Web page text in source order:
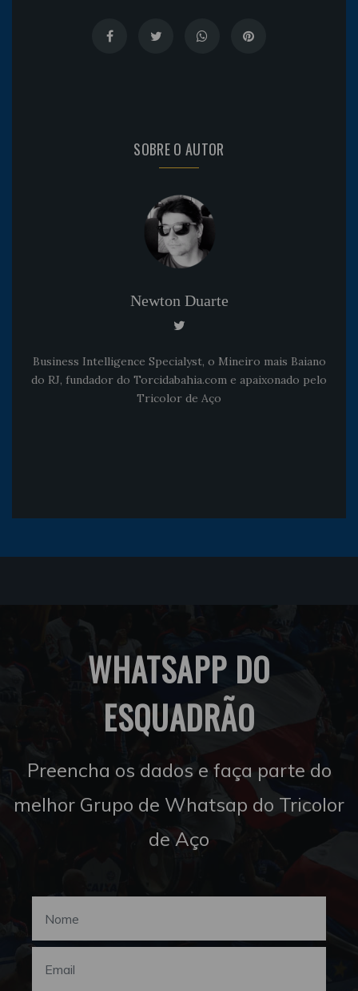
SOBRE O AUTOR
Newton Duarte
Business Intelligence Specialyst, o Mineiro mais Baiano
do RJ, fundador do Torcidabahia.com e apaixonado pelo
Tricolor de Aço
WHATSAPP DO
ESQUADRÃO
Preencha os dados e faça parte do
melhor Grupo de Whatsap do Tricolor
de Aço